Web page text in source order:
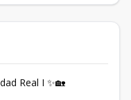
Real I ✨🏡